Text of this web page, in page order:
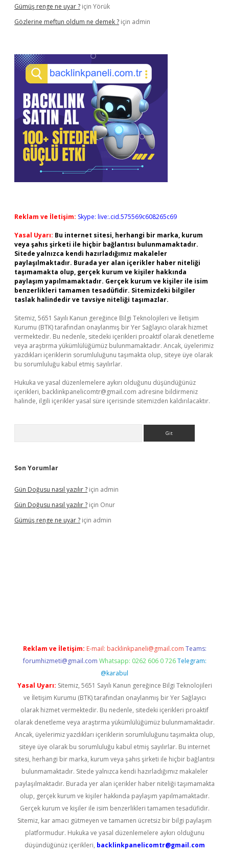
Gümüş renge ne uyar ? için Yörük
Gözlerine meftun oldum ne demek ? için admin
Reklam ve İletişim: Skype: live:.cid.575569c608265c69
Yasal Uyarı: Bu internet sitesi, herhangi bir marka, kurum
veya şahıs şirketi ile hiçbir bağlantısı bulunmamaktadır.
Sitede yalnızca kendi hazırladığımız makaleler
paylaşılmaktadır. Burada yer alan içerikler haber niteliği
taşımamakta olup, gerçek kurum ve kişiler hakkında
paylaşım yapılmamaktadır. Gerçek kurum ve kişiler ile isim
benzerlikleri tamamen tesadüfidir. Sitemizdeki bilgiler
taslak halindedir ve tavsiye niteliği taşımazlar.
Sitemiz, 5651 Sayılı Kanun gereğince Bilgi Teknolojileri ve İletişim
Kurumu (BTK) tarafından onaylanmış bir Yer Sağlayıcı olarak hizmet
vermektedir. Bu nedenle, sitedeki içerikleri proaktif olarak denetleme
veya araştırma yükümlülüğümüz bulunmamaktadır. Ancak, üyelerimiz
yazdıkları içeriklerin sorumluluğunu taşımakta olup, siteye üye olarak
bu sorumluluğu kabul etmiş sayılırlar.
Hukuka ve yasal düzenlemelere aykırı olduğunu düşündüğünüz
içerikleri, backlinkpanelicomtr@gmail.com adresine bildirmeniz
halinde, ilgili içerikler yasal süre içerisinde sitemizden kaldırılacaktır.
Son Yorumlar
Gün Doğusu nasıl yazılır ? için admin
Gün Doğusu nasıl yazılır ? için Onur
Gümüş renge ne uyar ? için admin
Reklam ve İletişim: E-mail: backlinkpaneli@gmail.com Teams:
forumhizmeti@gmail.com Whatsapp: 0262 606 0 726 Telegram:
@karabul
Yasal Uyarı: Sitemiz, 5651 Sayılı Kanun gereğince Bilgi Teknolojileri
ve İletişim Kurumu (BTK) tarafından onaylanmış bir Yer Sağlayıcı
olarak hizmet vermektedir. Bu nedenle, sitedeki içerikleri proaktif
olarak denetleme veya araştırma yükümlülüğümüz bulunmamaktadır.
Ancak, üyelerimiz yazdıkları içeriklerin sorumluluğunu taşımakta olup,
siteye üye olarak bu sorumluluğu kabul etmiş sayılırlar. Bu internet
sitesi, herhangi bir marka, kurum veya şahıs şirketi ile hiçbir bağlantısı
bulunmamaktadır. Sitede yalnızca kendi hazırladığımız makaleler
paylaşılmaktadır. Burada yer alan içerikler haber niteliği taşımamakta
olup, gerçek kurum ve kişiler hakkında paylaşım yapılmamaktadır.
Gerçek kurum ve kişiler ile isim benzerlikleri tamamen tesadüfidir.
Sitemiz, kar amacı gütmeyen ve tamamen ücretsiz bir bilgi paylaşım
platformudur. Hukuka ve yasal düzenlemelere aykırı olduğunu
düşündüğünüz içerikleri, backlinkpanelicomtr@gmail.com